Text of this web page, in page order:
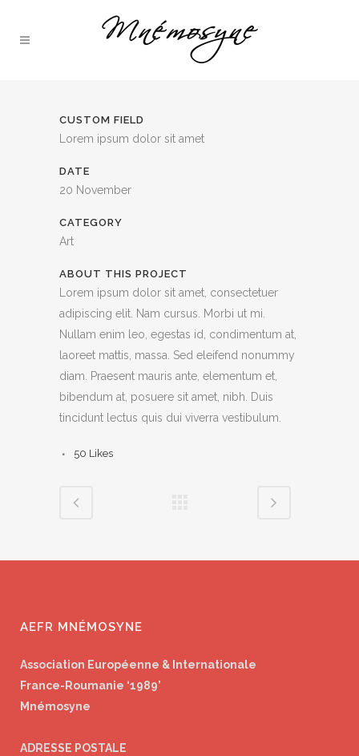
CUSTOM FIELD
Lorem ipsum dolor sit amet
DATE
20 November
CATEGORY
Art
ABOUT THIS PROJECT
Lorem ipsum dolor sit amet, consectetuer
adipiscing elit. Nam cursus. Morbi ut mi.
Nullam enim leo, egestas id, condimentum at,
laoreet mattis, massa. Sed eleifend nonummy
diam. Praesent mauris ante, elementum et,
bibendum at, posuere sit amet, nibh. Duis
tincidunt lectus quis dui viverra vestibulum.
50 Likes
AEFR MNÉMOSYNE
Association Européenne & Internationale
France-Roumanie ‘1989’
Mnémosyne
ADRESSE POSTALE